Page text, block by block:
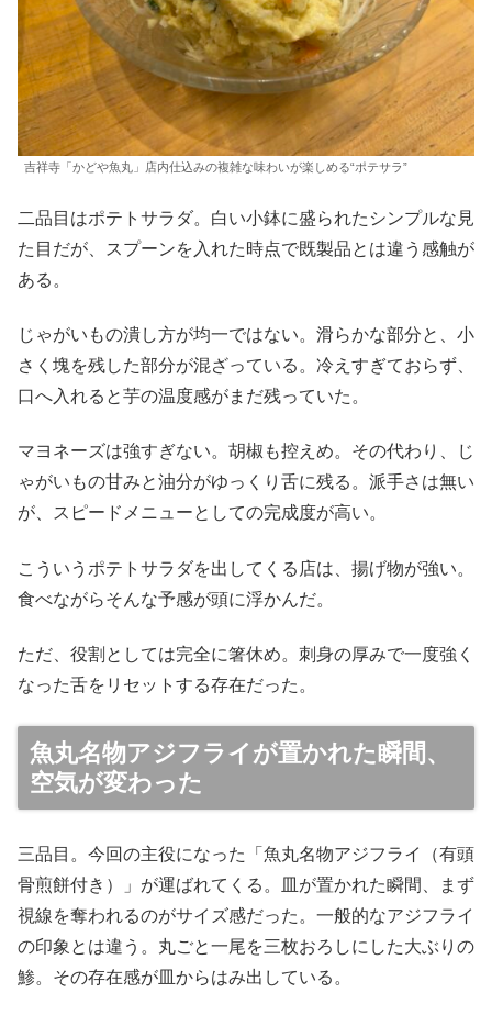
吉祥寺「かどや魚丸」店内仕込みの複雑な味わいが楽しめる“ポテサラ”
二品目はポテトサラダ。白い小鉢に盛られたシンプルな見
た目だが、スプーンを入れた時点で既製品とは違う感触が
ある。
じゃがいもの潰し方が均一ではない。滑らかな部分と、小
さく塊を残した部分が混ざっている。冷えすぎておらず、
口へ入れると芋の温度感がまだ残っていた。
マヨネーズは強すぎない。胡椒も控えめ。その代わり、じ
ゃがいもの甘みと油分がゆっくり舌に残る。派手さは無い
が、スピードメニューとしての完成度が高い。
こういうポテトサラダを出してくる店は、揚げ物が強い。
食べながらそんな予感が頭に浮かんだ。
ただ、役割としては完全に箸休め。刺身の厚みで一度強く
なった舌をリセットする存在だった。
魚丸名物アジフライが置かれた瞬間、
空気が変わった
三品目。今回の主役になった「魚丸名物アジフライ（有頭
骨煎餅付き）」が運ばれてくる。皿が置かれた瞬間、まず
視線を奪われるのがサイズ感だった。一般的なアジフライ
の印象とは違う。丸ごと一尾を三枚おろしにした大ぶりの
鯵。その存在感が皿からはみ出している。